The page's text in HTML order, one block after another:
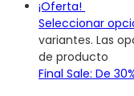
¡Oferta!
Seleccionar
variantes. Las
de producto
Final Sale: De